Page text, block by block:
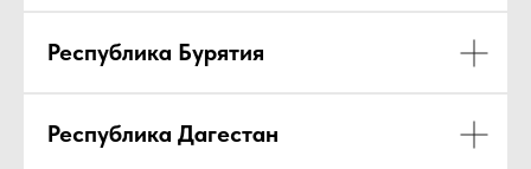
Республика Бурятия
Республика Дагестан
АКАДЕМИИ НКО
Три недели полезных встреч с юристами,